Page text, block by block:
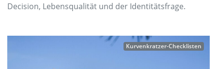
Decision, Lebensqualität und der Identitätsfrage.
Kurvenkratzer-Checklisten